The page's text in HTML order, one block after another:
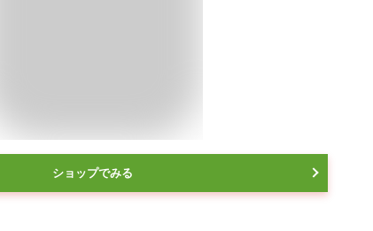
ショップでみる